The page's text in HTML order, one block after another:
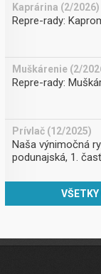
Kaprárina (2/2026)
Repre-rady:
Muškárenie (2/
Repre-rady:
Prívlač (12/2025)
Naša výnimočná
podunajská, 1. časť